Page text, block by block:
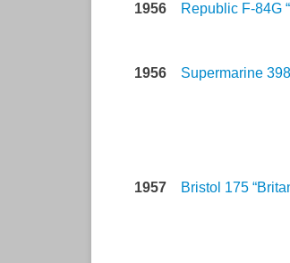
1956 Republic F-84G
1956 Supermarine 398
1957 Bristol 175